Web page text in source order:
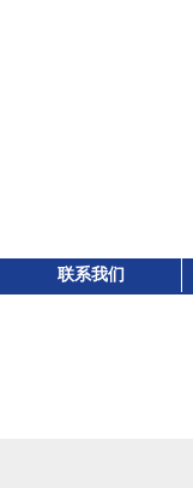
联系我们